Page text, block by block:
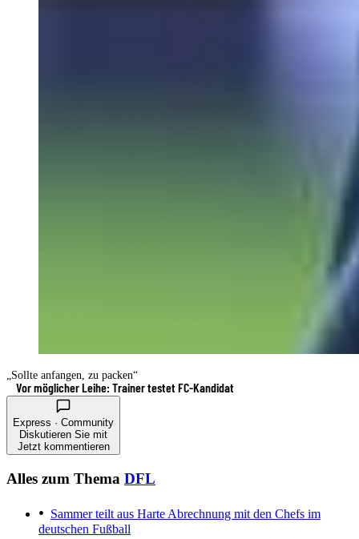
„Sollte anfangen, zu packen“
Vor möglicher Leihe: Trainer testet FC-Kandidat
Express · Community
Diskutieren Sie mit
Jetzt kommentieren
Alles zum Thema DFL
Sammer teilt aus Harte Abrechnung mit den Chefs im
deutschen Fußball